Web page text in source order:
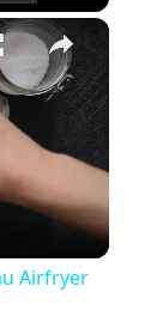
×
Airfryer